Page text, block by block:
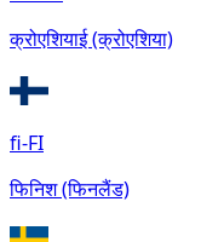
क्रोएशियाई (क्रोएशिया)
fi-FI
फिनिश (फिनलैंड)